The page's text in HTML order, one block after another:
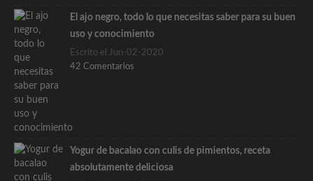
El ajo negro, todo lo que necesitas saber para su buen
uso y conocimiento
Escrito el Jun-02-2020
42 Comentarios
Yogur de bacalao con culis de pimientos, receta
absolutamente deliciosa